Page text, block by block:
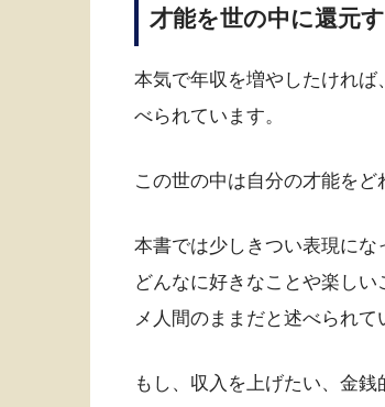
才能を世の中に還元
本気で年収を増やしたけれ
べられています。
この世の中は自分の才能をど
本書では少しきつい表現にな
どんなに好きなことや楽し
メ人間のままだと述べられて
もし、収入を上げたい、金